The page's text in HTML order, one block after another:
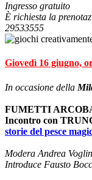
Ingresso gratuito
È richiesta la
29533555
Giovedì 16 giugno,
In occasione della
FUMETTI
Incontro con
storie del pesce
Modera Andrea
Introduce Fausto